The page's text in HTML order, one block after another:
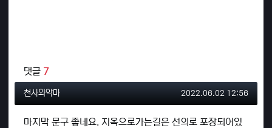
댓글 7
천사와악마님의 댓글
천사와악마 작성일
2022.06.02 12:56
마지막 문구 좋네요. 지옥으로가는길은 선의로 포장되어있